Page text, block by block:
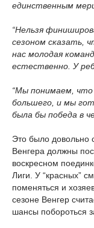
единственным
“Нельзя
сезоном сказать,
нас молодая
естественно. У
“Мы понимаем,
большего, и мы
была бы победа в
Это было довольно
Венгера должны
воскресном
Лиги. У “красных”
поменяться и
сезоне Венгер
шансы побороться